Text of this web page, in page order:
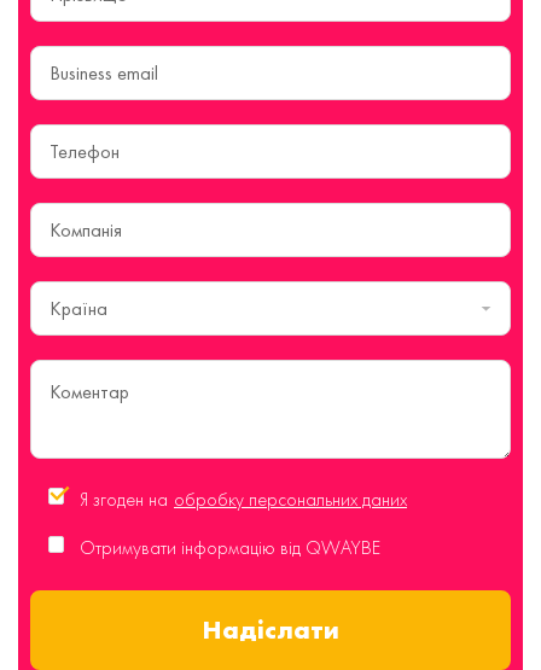
Країна
Я згоден на обробку персональних даних
Отримувати інформацію від QWAYBE
Надіслати